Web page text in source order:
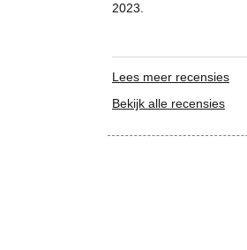
2023.
Lees meer recensies
Bekijk alle recensies